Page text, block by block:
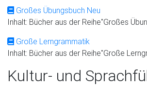
Großes Übungsbuch Neu
Inhalt: Bücher aus der Reihe"Großes
Große Lerngrammatik
Inhalt: Bücher aus der Reihe"Große
Kultur- und